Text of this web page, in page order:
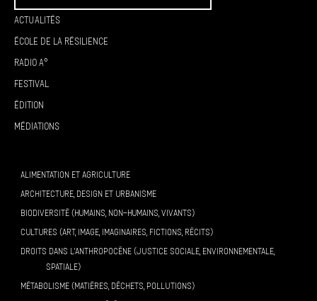
Actualités
École de la résilience
Radio A°
Festival
Édition
Médiations
ALIMENTATION ET AGRICULTURE
ARCHITECTURE, DESIGN ET URBANISME
BIODIVERSITÉ (HUMAINS, NON-HUMAINS, VIVANTS)
CULTURES (ART, IMAGE, IMAGINAIRES, FICTIONS, RÉCITS)
DROITS DANS L’ANTHROPOCÈNE (JUSTICE SOCIALE, ENVIRONNEMENTALE,
SPATIALE)
MÉTABOLISME (MATIÈRES, DÉCHETS, POLLUTIONS)